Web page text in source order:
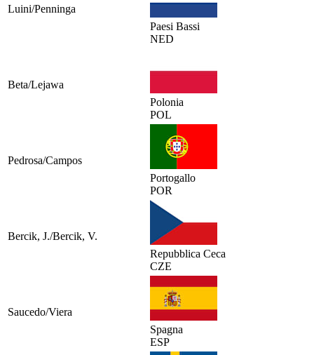
Luini/Penninga
Paesi Bassi
NED
Beta/Lejawa
Polonia
POL
Pedrosa/Campos
Portogallo
POR
Bercik, J./Bercik, V.
Repubblica Ceca
CZE
Saucedo/Viera
Spagna
ESP